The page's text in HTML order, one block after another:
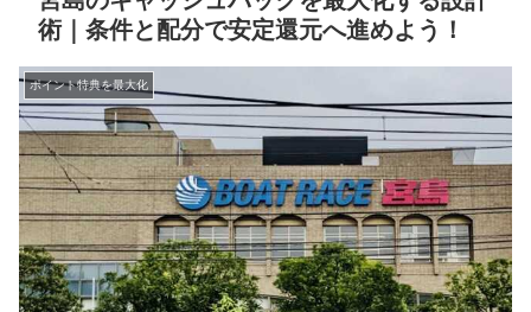
術｜条件と配分で安定還元へ進めよう！
ポイント特典を最大化